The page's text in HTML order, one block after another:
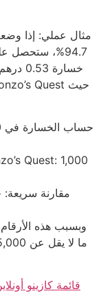
مقارنة سريعة: خسارة
وبسبب هذه
قائمة كازينو